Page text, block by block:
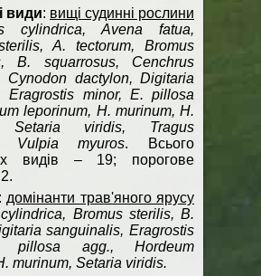
види: вищі судинні рослини
cylindrica, Avena fatua,
A. tectorum, Bromus
B. squarrosus, Cenchrus
Cynodon dactylon, Digitaria
Eragrostis minor, E. pillosa
leporinum, H. murinum, H.
Setaria viridis, Tragus
Vulpia myuros. Всього
видів – 19; порогове
: домінанти трав'яного ярусу
Bromus sterilis, B.
sanguinalis, Eragrostis
pillosa agg., Hordeum
murinum, Setaria viridis.